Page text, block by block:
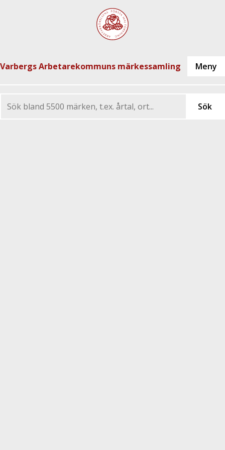
Varbergs Arbetarekommuns märkessamling